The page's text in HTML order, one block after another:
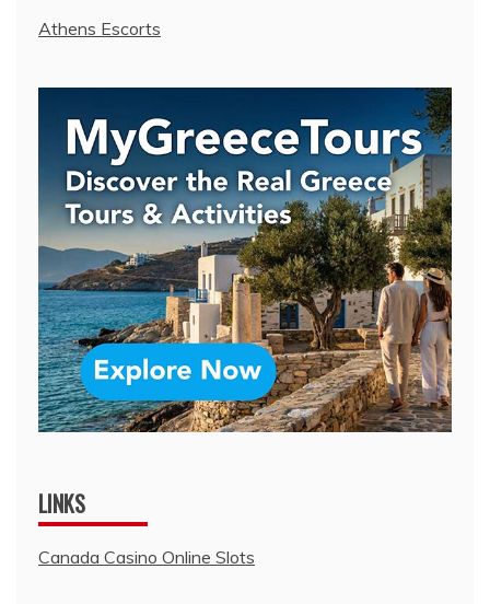
Athens Escorts
LINKS
Canada Casino Online Slots